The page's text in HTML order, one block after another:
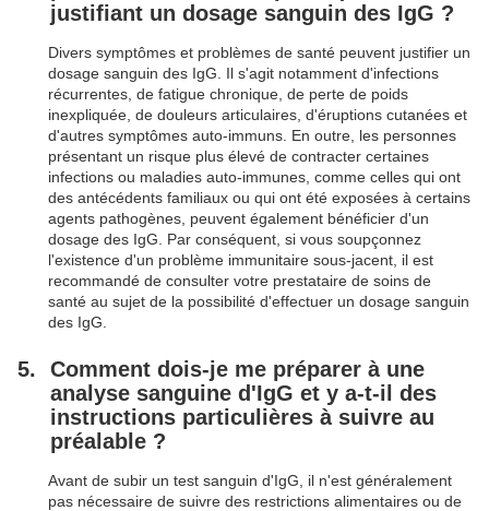
justifiant un dosage sanguin des IgG ?
Divers symptômes et problèmes de santé peuvent justifier un
dosage sanguin des IgG. Il s'agit notamment d'infections
récurrentes, de fatigue chronique, de perte de poids
inexpliquée, de douleurs articulaires, d'éruptions cutanées et
d'autres symptômes auto-immuns. En outre, les personnes
présentant un risque plus élevé de contracter certaines
infections ou maladies auto-immunes, comme celles qui ont
des antécédents familiaux ou qui ont été exposées à certains
agents pathogènes, peuvent également bénéficier d'un
dosage des IgG. Par conséquent, si vous soupçonnez
l'existence d'un problème immunitaire sous-jacent, il est
recommandé de consulter votre prestataire de soins de
santé au sujet de la possibilité d'effectuer un dosage sanguin
des IgG.
Comment dois-je me préparer à une
analyse sanguine d'IgG et y a-t-il des
instructions particulières à suivre au
préalable ?
Avant de subir un test sanguin d'IgG, il n'est généralement
pas nécessaire de suivre des restrictions alimentaires ou de